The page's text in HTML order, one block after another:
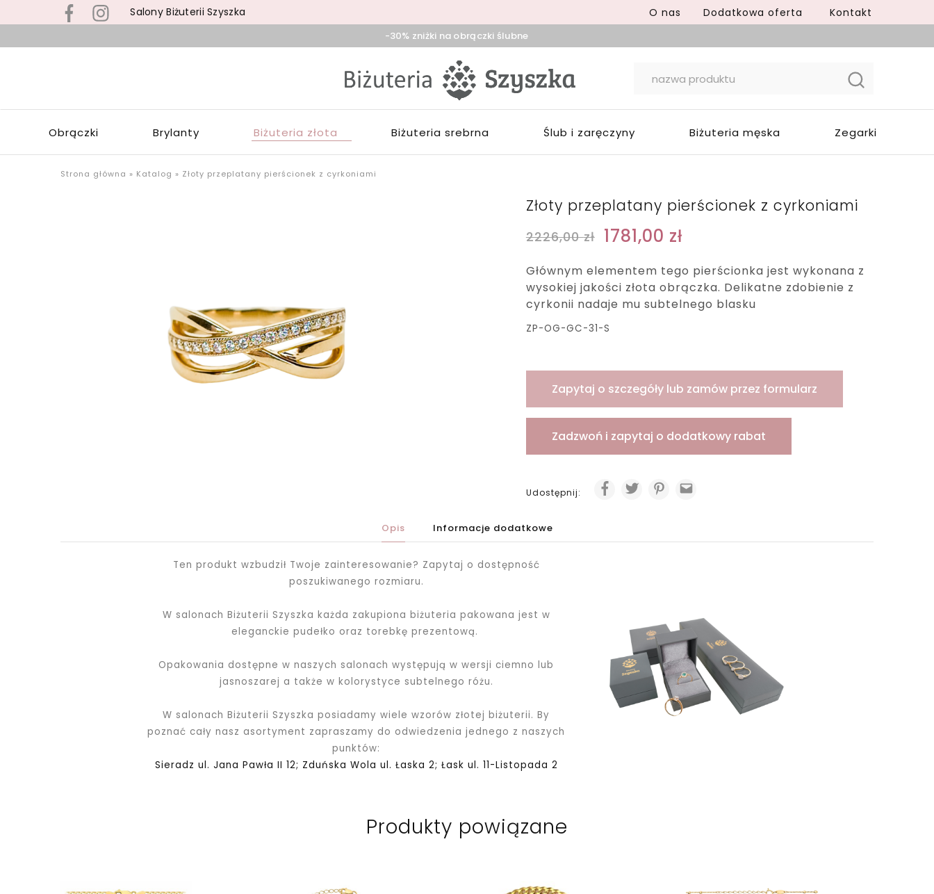
Salony Biżuterii Szyszka O nas Dodatkowa oferta Kontakt
-30% zniżki na obrączki ślubne
Biżuteria
Wola,
Łask
srebrną,
pozłacaną,
upominki
Obrączki Brylanty Biżuteria złota Biżuteria srebrna Ślub i zaręczyny Biżuteria męska Zegarki
Strona główna » Katalog » Złoty przeplatany pierścionek z cyrkoniami
Złoty przeplatany pierścionek z cyrkoniami
2226,00zł 1781,00 zł
Głównym elementem tego pierścionka jest wykonana z
wysokiej jakości złota obrączka. Delikatne zdobienie z
cyrkonii nadaje mu subtelnego blasku
ZP-OG-GC-31-S
Zapytaj o szczegóły lub zamów przez formularz
Zadzwoń i zapytaj o dodatkowy rabat
Udostępnij:
Opis Informacje dodatkowe
Ten produkt wzbudził Twoje zainteresowanie? Zapytaj o dostępność
poszukiwanego rozmiaru.
W salonach Biżuterii Szyszka każda zakupiona biżuteria pakowana jest w
eleganckie pudełko oraz torebkę prezentową.
Opakowania dostępne w naszych salonach występują w wersji ciemno lub
jasnoszarej a także w kolorystyce subtelnego różu.
W salonach Biżuterii Szyszka posiadamy wiele wzorów złotej biżuterii. By
poznać cały nasz asortyment zapraszamy do odwiedzenia jednego z naszych
punktów:
Sieradz ul. Jana Pawła II 12; Zduńska Wola ul. Łaska 2; Łask ul. 11-Listopada 2
Produkty powiązane